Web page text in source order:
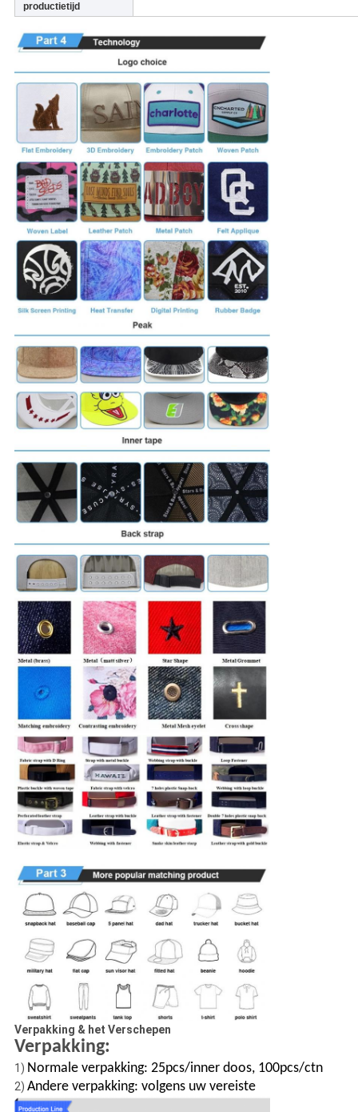
productietijd
Verpakking & het Verschepen
Verpakking:
1) Normale verpakking: 25pcs/inner doos, 100pcs/ctn
2) Andere verpakking: volgens uw vereiste